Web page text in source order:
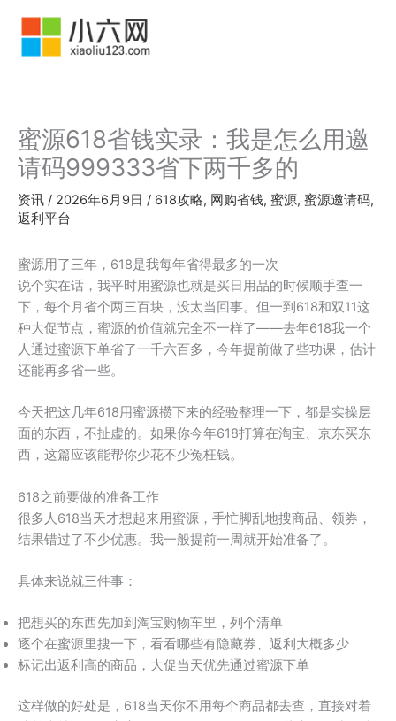
蜜源618省钱实录：我是怎么用邀
请码999333省下两千多的
资讯 / 2026年6月9日 / 618攻略, 网购省钱, 蜜源, 蜜源邀请码,
返利平台
蜜源用了三年，618是我每年省得最多的一次
说个实在话，我平时用蜜源也就是买日用品的时候顺手查一
下，每个月省个两三百块，没太当回事。但一到618和双11这
种大促节点，蜜源的价值就完全不一样了——去年618我一个
人通过蜜源下单省了一千六百多，今年提前做了些功课，估计
还能再多省一些。
今天把这几年618用蜜源攒下来的经验整理一下，都是实操层
面的东西，不扯虚的。如果你今年618打算在淘宝、京东买东
西，这篇应该能帮你少花不少冤枉钱。
618之前要做的准备工作
很多人618当天才想起来用蜜源，手忙脚乱地搜商品、领券，
结果错过了不少优惠。我一般提前一周就开始准备了。
具体来说就三件事：
把想买的东西先加到淘宝购物车里，列个清单
逐个在蜜源里搜一下，看看哪些有隐藏券、返利大概多少
标记出返利高的商品，大促当天优先通过蜜源下单
这样做的好处是，618当天你不用每个商品都去查，直接对着